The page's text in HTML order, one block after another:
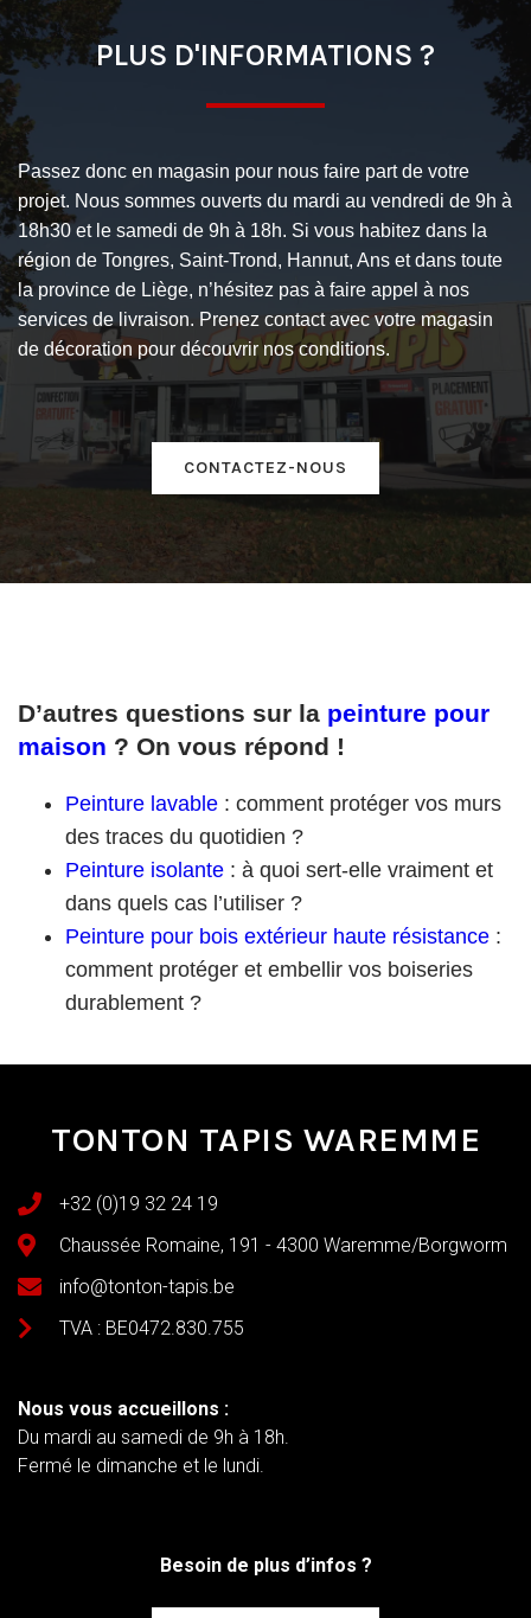
PLUS D'INFORMATIONS ?
Passez donc en magasin pour nous faire part de votre
projet. Nous sommes ouverts du mardi au vendredi de 9h à
18h30 et le samedi de 9h à 18h. Si vous habitez dans la
région de Tongres, Saint-Trond, Hannut, Ans et dans toute
la province de Liège, n’hésitez pas à faire appel à nos
services de livraison. Prenez contact avec votre magasin
de décoration pour découvrir nos conditions.
CONTACTEZ-NOUS
D’autres questions sur la peinture pour
maison ? On vous répond !
Peinture lavable : comment protéger vos murs
des traces du quotidien ?
Peinture isolante : à quoi sert-elle vraiment et
dans quels cas l’utiliser ?
Peinture pour bois extérieur haute résistance :
comment protéger et embellir vos boiseries
durablement ?
TONTON TAPIS WAREMME
+32 (0)19 32 24 19
Chaussée Romaine, 191 - 4300 Waremme/Borgworm
info@tonton-tapis.be
TVA : BE0472.830.755
Nous vous accueillons :
Du mardi au samedi de 9h à 18h.
Fermé le dimanche et le lundi.
Besoin de plus d’infos ?